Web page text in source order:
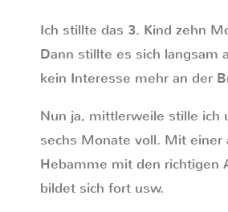
Ich stillte das 3. Kind zehn
Dann stillte es sich langsam
kein Interesse mehr an der
Nun ja, mittlerweile stille ich
sechs Monate voll. Mit einer
Hebamme mit den richtigen
bildet sich fort usw.